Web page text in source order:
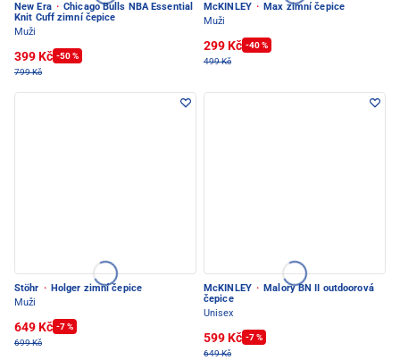
New Era · Chicago Bulls NBA Essential
Knit Cuff zimní čepice
Muži
399 Kč -50 %
799 Kč
McKINLEY · Max zimní čepice
Muži
299 Kč -40 %
499 Kč
Stöhr · Holger zimní čepice
Muži
649 Kč -7 %
699 Kč
McKINLEY · Malory BN II outdoorová
čepice
Unisex
599 Kč -7 %
649 Kč